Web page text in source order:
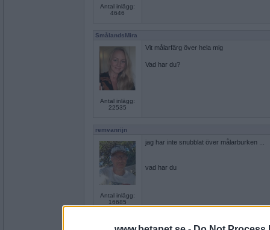
Antal inlägg:
4646
SmålandsMira
Antal inlägg:
22535
Vit målarfärg över hela mig
Vad har du?
remvanrijn
Antal inlägg:
16685
jag har inte snubblat över målarburken ...
vad har du